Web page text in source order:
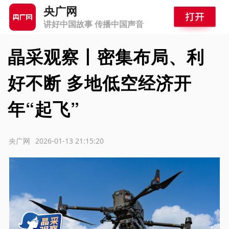
央广网
讲好中国故事 传播中国声音
晶采观察丨密集布局、利
好不断 多地低空经济开
年“起飞”
2026-01-13 21:15:20
央广网